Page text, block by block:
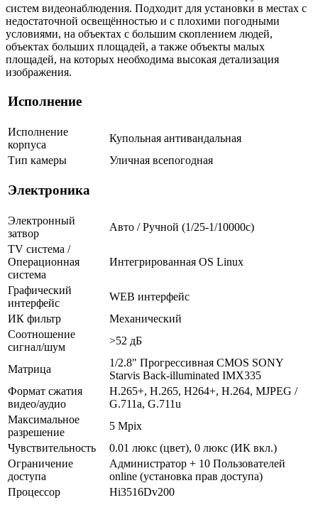
систем видеонаблюдения. Подходит для установки в местах с
недостаточной освещённостью и с плохими погодными
условиями, на объектах с большим скоплением людей,
объектах больших площадей, а также объекты малых
площадей, на которых необходима высокая детализация
изображения.
Исполнение
Исполнение
корпуса
Купольная антивандальная
Тип камеры
Уличная всепогодная
Электроника
Электронный
затвор
Авто / Ручной (1/25-1/10000c)
TV система /
Операционная
система
Интегрированная OS Linux
Графический
интерфейс
WEB интерфейс
ИК фильтр
Механический
Соотношение
сигнал/шум
>52 дБ
Матрица
1/2.8" Прогрессивная CMOS SONY
Starvis Back-illuminated IMX335
Формат сжатия
видео/аудио
H.265+, H.265, H264+, H.264, MJPEG /
G.711a, G.711u
Максимальное
разрешение
5 Mpix
Чувствительность
0.01 люкс (цвет), 0 люкс (ИК вкл.)
Ограничение
доступа
Администратор + 10 Пользователей
online (установка прав доступа)
Процессор
Hi3516Dv200